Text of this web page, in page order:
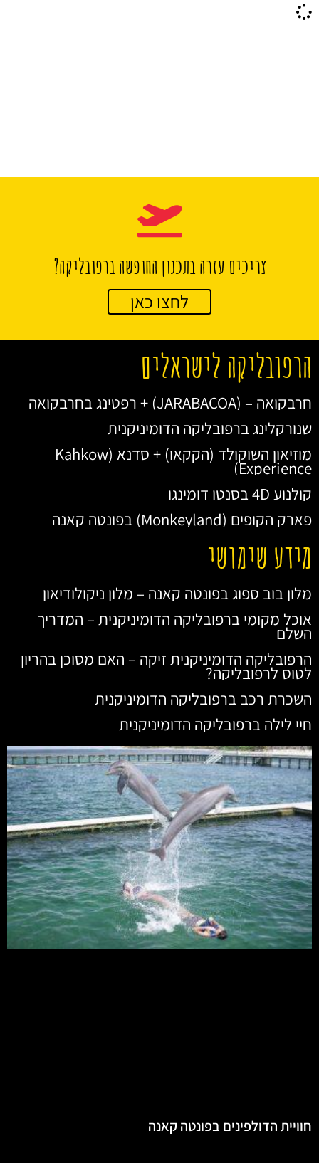
צריכים עזרה בתכנון החופשה ברפובליקה?
לחצו כאן
הרפובליקה לישראלים
חרבקואה – (JARABACOA) + רפטינג בחרבקואה
שנורקלינג ברפובליקה הדומיניקנית
מוזיאון השוקולד (הקקאו) + סדנא (Kahkow
Experience)
קולנוע 4D בסנטו דומינגו
פארק הקופים (Monkeyland) בפונטה קאנה
מידע שימושי
מלון בוב ספוג בפונטה קאנה – מלון ניקולודיאון
אוכל מקומי ברפובליקה הדומיניקנית – המדריך
השלם
הרפובליקה הדומיניקנית זיקה – האם מסוכן בהריון
לטוס לרפובליקה?
השכרת רכב ברפובליקה הדומיניקנית
חיי לילה ברפובליקה הדומיניקנית
חוויית הדולפינים בפונטה קאנה